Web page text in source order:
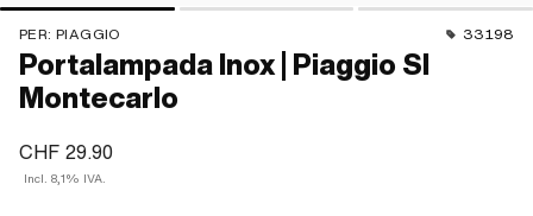
PER: PIAGGIO 33198
Portalampada Inox | Piaggio SI
Montecarlo
CHF 29.90
Incl. 8,1% IVA.